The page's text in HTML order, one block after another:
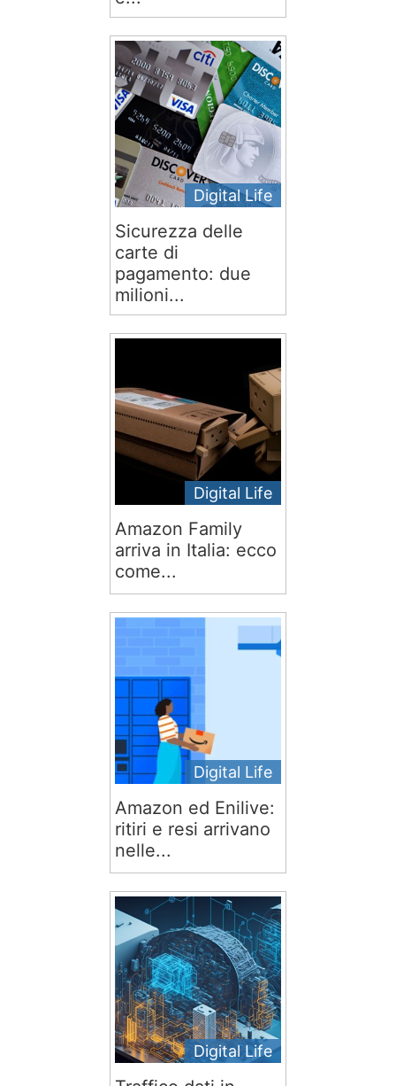
Digital Life
Sicurezza delle
carte di
pagamento: due
milioni...
Digital Life
Amazon Family
arriva in Italia: ecco
come...
Digital Life
Amazon ed Enilive:
ritiri e resi arrivano
nelle...
Digital Life